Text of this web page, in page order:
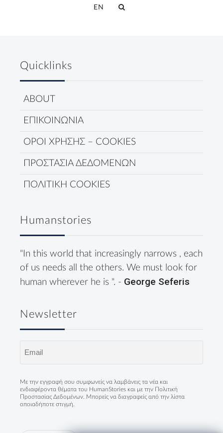
EN
Quicklinks
ABOUT
ΕΠΙΚΟΙΝΩΝΙΑ
ΟΡΟΙ ΧΡΗΣΗΣ – COOKIES
ΠΡΟΣΤΑΣΙΑ ΔΕΔΟΜΕΝΩΝ
ΠΟΛΙΤΙΚΗ COOKIES
Humanstories
"In this world that increasingly narrows , each
of us needs all the others. We must look for
human wherever he is ". - George Seferis
Newsletter
Με την εγγραφή σου συμφωνείς να λαμβάνεις τα νέα και
ενδιαφέροντα θέματα του HumanStories και με την
Πολιτική
Προστασίας Δεδομένων. Μπορείς να διαγραφείς από την λίστα
οποιαδήποτε στιγμή.